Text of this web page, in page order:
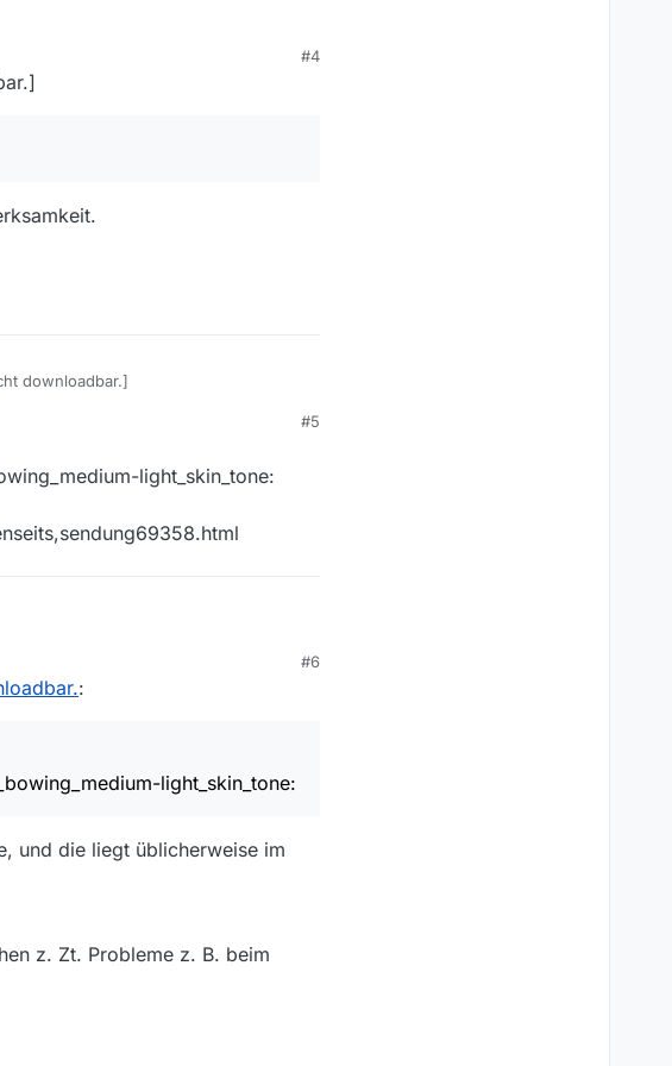
#4
downloadbar.]
die Aufmerksamkeit.
#5
light_skin_tone:
Jenseits,sendung69358.html
#6
:
light_skin_tone:
und die liegt üblicherweise im
z. Zt. Probleme z. B. beim